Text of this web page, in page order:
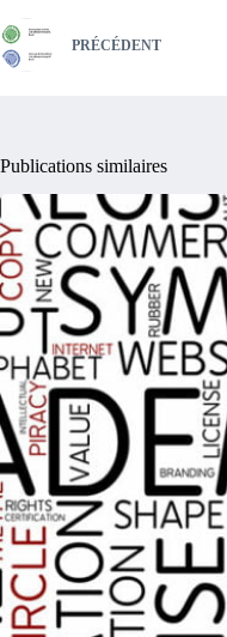
PRÉCÉDENT
Publications similaires